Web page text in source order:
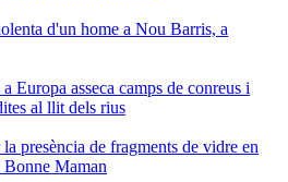
d'un home a Nou Barris, a
Europa asseca camps de conreus i
al llit dels rius
presència de fragments de vidre en
Maman